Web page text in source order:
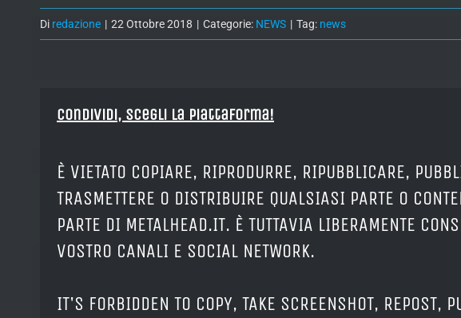
Di redazione | 22 Ottobre 2018 | Categorie: NEWS | Tag: news
Condividi, Scegli la piattaforma!
È VIETATO COPIARE, RIPRODURRE, RIPUBBLICARE,
TRASMETTERE O DISTRIBUIRE QUALSIASI PARTE O
PARTE DI METALHEAD.IT. È TUTTAVIA LIBERAMENTE
VOSTRO CANALI E SOCIAL NETWORK.
IT'S FORBIDDEN TO COPY, TAKE SCREENSHOT, REPOST,